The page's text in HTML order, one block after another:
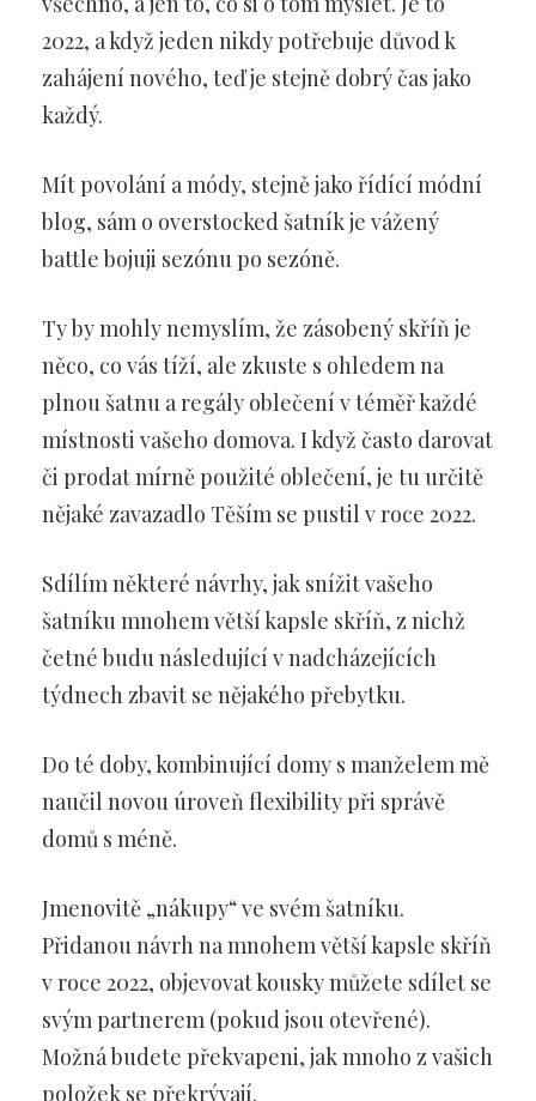
2022, a když jeden nikdy potřebuje důvod k
zahájení nového, teď je stejně dobrý čas jako
každý.
Mít povolání a módy, stejně jako řídící módní
blog, sám o overstocked šatník je vážený
battle bojuji sezónu po sezóně.
Ty by mohly nemyslím, že zásobený skříň je
něco, co vás tíží, ale zkuste s ohledem na
plnou šatnu a regály oblečení v téměř každé
místnosti vašeho domova. I když často darovat
či prodat mírně použité oblečení, je tu určitě
nějaké zavazadlo Těším se pustil v roce 2022.
Sdílím některé návrhy, jak snížit vašeho
šatníku mnohem větší kapsle skříň, z nichž
četné budu následující v nadcházejících
týdnech zbavit se nějakého přebytku.
Do té doby, kombinující domy s manželem mě
naučil novou úroveň flexibility při správě
domů s méně.
Jmenovitě „nákupy“ ve svém šatníku.
Přidanou návrh na mnohem větší kapsle skříň
v roce 2022, objevovat kousky můžete sdílet se
svým partnerem (pokud jsou otevřené).
Možná budete překvapeni, jak mnoho z vašich
položek se překrývají.